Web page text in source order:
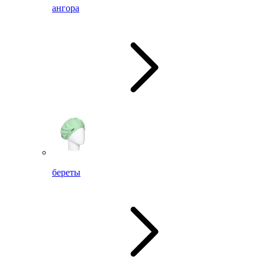
ангора
береты